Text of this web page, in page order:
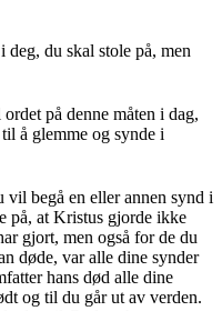
du skal stole på, men
på denne måten i dag,
å glemme og synde i
vil begå en eller annen synd i
på, at Kristus gjorde ikke
gjort, men også for de du
døde, var alle dine synder
hans død alle dine
og til du går ut av verden.